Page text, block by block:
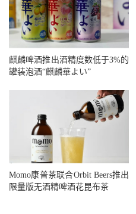
麒麟啤酒推出酒精度数低于3%的
罐装泡酒“麒麟華よい”
Momo康普茶联合Orbit Beers推出
限量版无酒精啤酒花昆布茶